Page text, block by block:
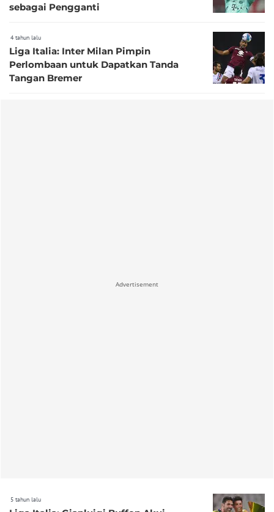
sebagai Pengganti
4 tahun lalu
Liga Italia: Inter Milan Pimpin
Perlombaan untuk Dapatkan Tanda
Tangan Bremer
Advertisement
5 tahun lalu